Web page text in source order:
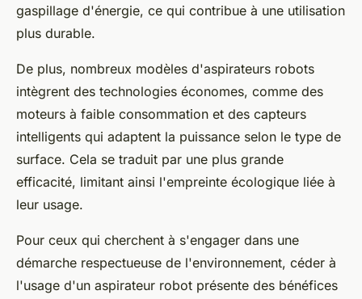
gaspillage d'énergie, ce qui contribue à une utilisation
plus durable.
De plus, nombreux modèles d'aspirateurs robots
intègrent des technologies économes, comme des
moteurs à faible consommation et des capteurs
intelligents qui adaptent la puissance selon le type de
surface. Cela se traduit par une plus grande
efficacité, limitant ainsi l'empreinte écologique liée à
leur usage.
Pour ceux qui cherchent à s'engager dans une
démarche respectueuse de l'environnement, céder à
l'usage d'un aspirateur robot présente des bénéfices